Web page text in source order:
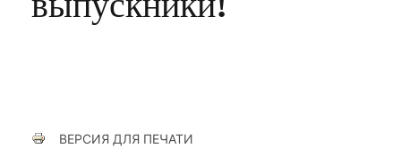
ВЕРСИЯ ДЛЯ ПЕЧАТИ